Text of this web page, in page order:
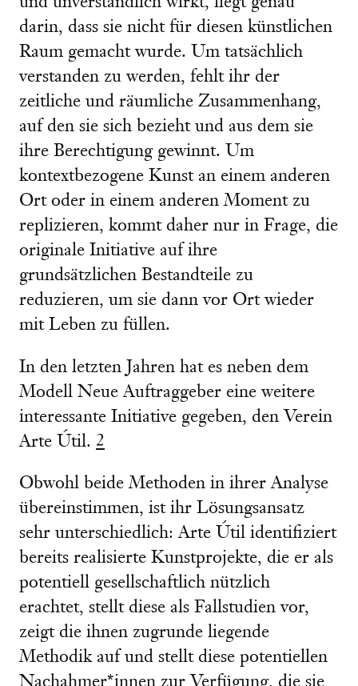
darin, dass sie nicht für diesen künstlichen
Raum gemacht wurde. Um tatsächlich
verstanden zu werden, fehlt ihr der
zeitliche und räumliche Zusammenhang,
auf den sie sich bezieht und aus dem sie
ihre Berechtigung gewinnt. Um
kontextbezogene Kunst an einem anderen
Ort oder in einem anderen Moment zu
replizieren, kommt daher nur in Frage, die
originale Initiative auf ihre
grundsätzlichen Bestandteile zu
reduzieren, um sie dann vor Ort wieder
mit Leben zu füllen.
In den letzten Jahren hat es neben dem
Modell Neue Auftraggeber eine weitere
interessante Initiative gegeben, den Verein
Arte Útil. 2
Obwohl beide Methoden in ihrer Analyse
übereinstimmen, ist ihr Lösungsansatz
sehr unterschiedlich: Arte Útil identifiziert
bereits realisierte Kunstprojekte, die er als
potentiell gesellschaftlich nützlich
erachtet, stellt diese als Fallstudien vor,
zeigt die ihnen zugrunde liegende
Methodik auf und stellt diese potentiellen